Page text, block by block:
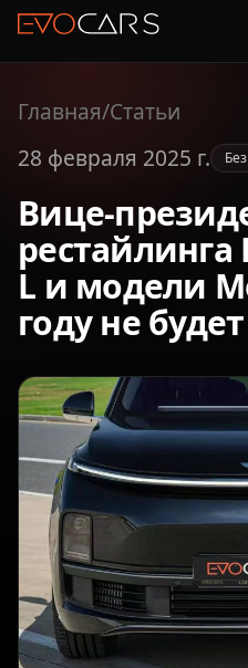
Главная/Статьи
28 февраля 2025 г.
Вице-
L и модели
году не будет